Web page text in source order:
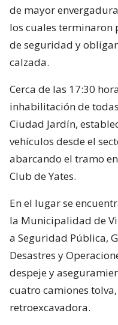
de mayor
los cuales terminaron
de seguridad y
calzada.
Cerca de las 17:30
inhabilitación de
Ciudad Jardín,
vehículos desde el
abarcando el tramo
Club de Yates.
En el lugar se
la Municipalidad de
a Seguridad Pública,
Desastres y
despeje y
cuatro camiones
retroexcavadora.